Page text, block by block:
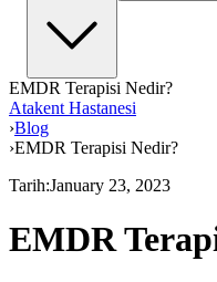
EMDR Terapisi Nedir?
Atakent Hastanesi
›Blog
›EMDR Terapisi Nedir?
Tarih:January 23, 2023
EMDR